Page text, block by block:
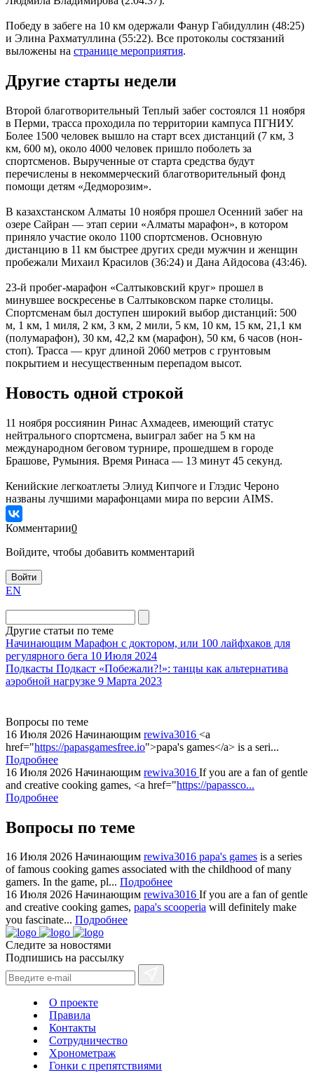
Победу в забеге на 10 км одержали Фанур Габидуллин (48:25)
и Элина Рахматуллина (55:22). Все протоколы состязаний
выложены на странице мероприятия.
Другие старты недели
Второй благотворительный Теплый забег состоялся 11 ноября
в Перми, трасса проходила по территории кампуса ПГНИУ.
Более 1500 человек вышло на старт всех дистанций (7 км, 3
км, 600 м), около 4000 человек пришло поболеть за
спортсменов. Вырученные от старта средства будут
перечислены в некоммерческий благотворительный фонд
помощи детям «Дедморозим».
В казахстанском Алматы 10 ноября прошел Осенний забег на
озере Сайран — этап серии «Алматы марафон», в котором
приняло участие около 1100 спортсменов. Основную
дистанцию в 11 км быстрее других среди мужчин и женщин
пробежали Михаил Красилов (36:24) и Дана Айдосова (43:46).
23-й пробег-марафон «Салтыковский круг» прошел в
минувшее воскресенье в Салтыковском парке столицы.
Спортсменам был доступен широкий выбор дистанций: 500
м, 1 км, 1 миля, 2 км, 3 км, 2 мили, 5 км, 10 км, 15 км, 21,1 км
(полумарафон), 30 км, 42,2 км (марафон), 50 км, 6 часов (нон-
стоп). Трасса — круг длиной 2060 метров с грунтовым
покрытием и несущественным перепадом высот.
Новость одной строкой
11 ноября россиянин Ринас Ахмадеев, имеющий статус
нейтрального спортсмена, выиграл забег на 5 км на
международном беговом турнире, прошедшем в городе
Брашове, Румыния. Время Ринаса — 13 минут 45 секунд.
Кенийские легкоатлеты Элиуд Кипчоге и Глэдис Чероно
названы лучшими марафонцами мира по версии AIMS.
Комментарии0
Войдите, чтобы добавить комментарий
Войти
EN
Другие статьи по теме
Начинающим Марафон с доктором, или 100 лайфхаков для
регулярного бега 10 Июля 2024
Подкасты Подкаст «Побежали?!»: танцы как альтернатива
аэробной нагрузке 9 Марта 2023
Вопросы по теме
16 Июля 2026 Начинающим rewiva3016 <a
href="https://papasgamesfree.io">papa's games</a> is a seri...
Подробнее
16 Июля 2026 Начинающим rewiva3016 If you are a fan of gentle
and creative cooking games, <a href="https://papassco...
Подробнее
Вопросы по теме
16 Июля 2026 Начинающим rewiva3016 papa's games is a series
of famous cooking games associated with the childhood of many
gamers. In the game, pl... Подробнее
16 Июля 2026 Начинающим rewiva3016 If you are a fan of gentle
and creative cooking games, papa's scooperia will definitely make
you fascinate... Подробнее
Следите за новостями
Подпишись на рассылку
О проекте
Правила
Контакты
Сотрудничество
Хронометраж
Гонки с препятствиями